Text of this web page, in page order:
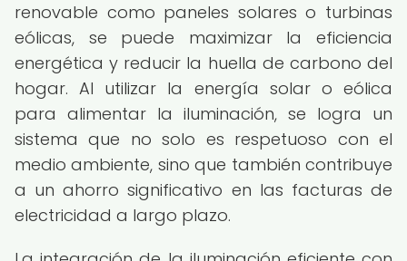
renovable como paneles solares o turbinas
eólicas, se puede maximizar la eficiencia
energética y reducir la huella de carbono del
hogar. Al utilizar la energía solar o eólica
para alimentar la iluminación, se logra un
sistema que no solo es respetuoso con el
medio ambiente, sino que también contribuye
a un ahorro significativo en las facturas de
electricidad a largo plazo.